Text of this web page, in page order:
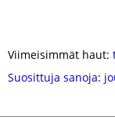
Viimeisimmät haut:
Suosittuja sanoja: